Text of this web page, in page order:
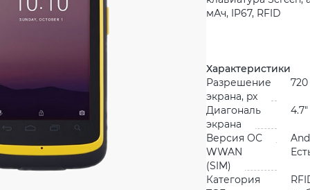
мАч, IP67, RFID
Характеристики
Разрешение
экрана, px
720
Диагональ
экрана
4.7"
Версия ОС
WWAN
(SIM)
Категория